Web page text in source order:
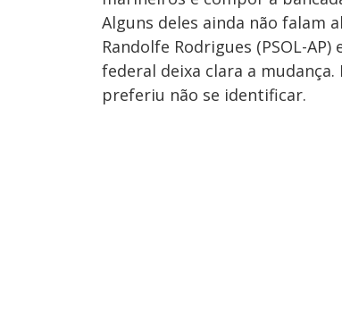
Alguns deles ainda não falam
Randolfe Rodrigues (PSOL-
federal deixa clara a
preferiu não se identificar.